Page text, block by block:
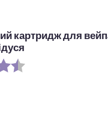
картридж для